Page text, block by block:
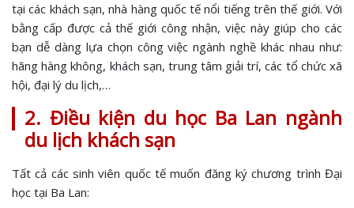
tại các khách sạn, nhà hàng quốc tế nổi tiếng trên thế giới. Với
bằng cấp được cả thế giới công nhận, việc này giúp cho các
bạn dễ dàng lựa chọn công việc ngành nghề khác nhau như:
hãng hàng không, khách sạn, trung tâm giải trí, các tổ chức xã
hội, đại lý du lịch,…
2. Điều kiện du học Ba Lan ngành
du lịch khách sạn
Tất cả các sinh viên quốc tế muốn đăng ký chương trình Đại
học tại Ba Lan: